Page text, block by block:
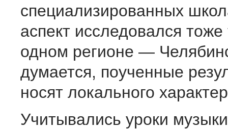
специализированных
аспект исследовался тоже
одном регионе —
думается, поученные
носят локального
Учитывались уроки